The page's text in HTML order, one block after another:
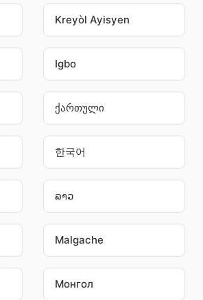
Kreyòl Ayisyen
Igbo
ქართული
한국어
ລາວ
Malgache
Монгол